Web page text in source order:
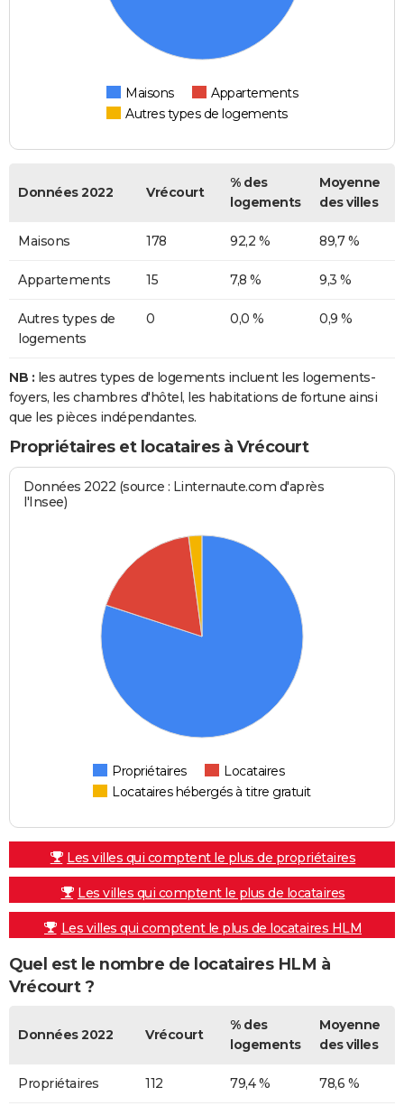
Maisons
Appartements
Autres types de logements
Données 2022 Vrécourt
% des
logements
Moyenne
des villes
Maisons 178 92,2 % 89,7 %
Appartements 15 7,8 % 9,3 %
Autres types de
logements
0 0,0 % 0,9 %
NB : les autres types de logements incluent les logements-
foyers, les chambres d'hôtel, les habitations de fortune ainsi
que les pièces indépendantes.
Propriétaires et locataires à Vrécourt
Données 2022 (source : Linternaute.com d'après
l'Insee)
Propriétaires
Locataires
Locataires hébergés à titre gratuit
Les villes qui comptent le plus de propriétaires
Les villes qui comptent le plus de locataires
Les villes qui comptent le plus de locataires HLM
Quel est le nombre de locataires HLM à
Vrécourt ?
Données 2022 Vrécourt
% des
logements
Moyenne
des villes
Propriétaires 112 79,4 % 78,6 %